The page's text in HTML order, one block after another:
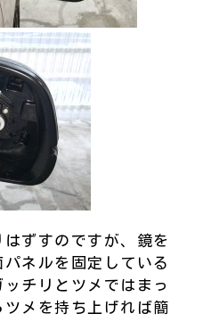
ずすのですが、鏡を
ネルを固定している
チリとツメではまっ
メを持ち上げれば簡